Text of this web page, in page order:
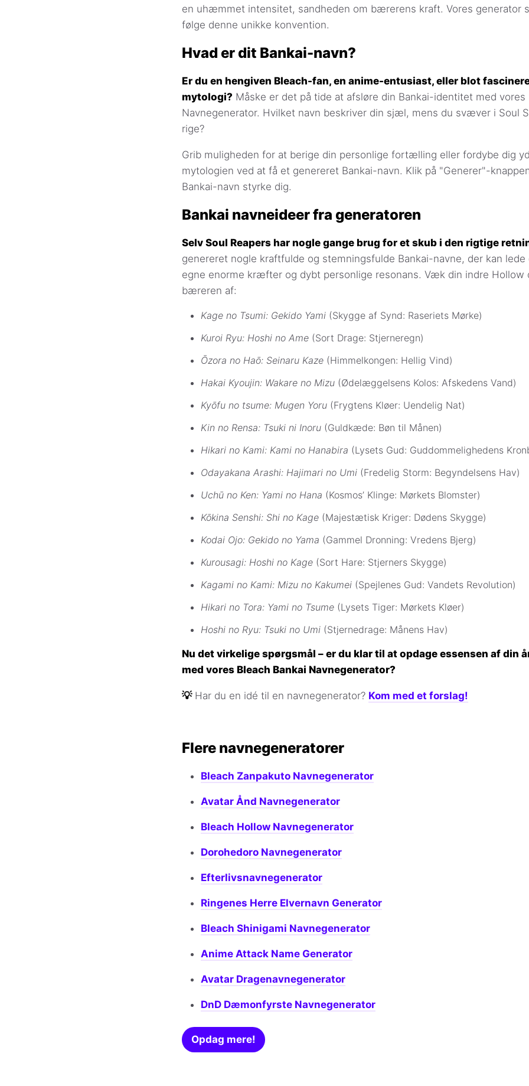
en uhæmmet intensitet, sandheden om bærerens kraft. Vores generator
følge denne unikke konvention.
Hvad er dit Bankai-navn?
Er du en hengiven Bleach-fan, en anime-entusiast, eller blot
mytologi? Måske er det på tide at afsløre din Bankai-identitet med vores
Navnegenerator. Hvilket navn beskriver din sjæl, mens du svæver i Soul
rige?
Grib muligheden for at berige din personlige fortælling eller fordybe dig
mytologien ved at få et genereret Bankai-navn. Klik på "Generer"-
Bankai-navn styrke dig.
Bankai navneideer fra generatoren
Selv Soul Reapers har nogle gange brug for et skub i den rigtige
genereret nogle kraftfulde og stemningsfulde Bankai-navne, der kan lede
egne enorme kræfter og dybt personlige resonans. Væk din indre Hollow
bæreren af:
Kage no Tsumi: Gekido Yami (Skygge af Synd: Raseriets Mørke)
Kuroi Ryu: Hoshi no Ame (Sort Drage: Stjerneregn)
Ōzora no Haō: Seinaru Kaze (Himmelkongen: Hellig Vind)
Hakai Kyoujin: Wakare no Mizu (Ødelæggelsens Kolos: Afskedens Vand)
Kyōfu no tsume: Mugen Yoru (Frygtens Kløer: Uendelig Nat)
Kin no Rensa: Tsuki ni Inoru (Guldkæde: Bøn til Månen)
Hikari no Kami: Kami no Hanabira (Lysets Gud: Guddommelighedens
Odayakana Arashi: Hajimari no Umi (Fredelig Storm: Begyndelsens Hav)
Uchū no Ken: Yami no Hana (Kosmos’ Klinge: Mørkets Blomster)
Kōkina Senshi: Shi no Kage (Majestætisk Kriger: Dødens Skygge)
Kodai Ojo: Gekido no Yama (Gammel Dronning: Vredens Bjerg)
Kurousagi: Hoshi no Kage (Sort Hare: Stjerners Skygge)
Kagami no Kami: Mizu no Kakumei (Spejlenes Gud: Vandets Revolution)
Hikari no Tora: Yami no Tsume (Lysets Tiger: Mørkets Kløer)
Hoshi no Ryu: Tsuki no Umi (Stjernedrage: Månens Hav)
Nu det virkelige spørgsmål – er du klar til at opdage essensen af din
med vores Bleach Bankai Navnegenerator?
💡 Har du en idé til en navnegenerator? Kom med et forslag!
Flere navnegeneratorer
Bleach Zanpakuto Navnegenerator
Avatar Ånd Navnegenerator
Bleach Hollow Navnegenerator
Dorohedoro Navnegenerator
Efterlivsnavnegenerator
Ringenes Herre Elvernavn Generator
Bleach Shinigami Navnegenerator
Anime Attack Name Generator
Avatar Dragenavnegenerator
DnD Dæmonfyrste Navnegenerator
Opdag mere!